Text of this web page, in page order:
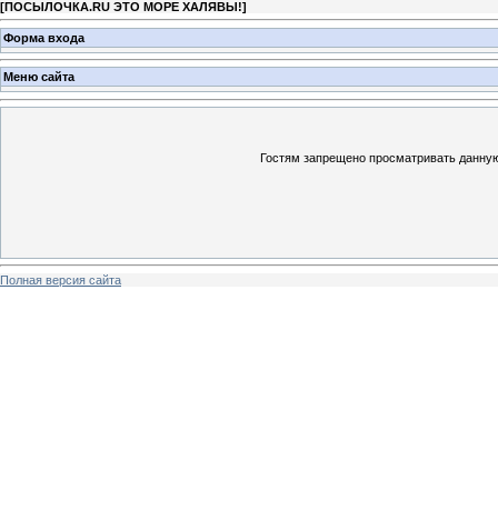
[ПОСЫЛОЧКА.RU ЭТО МОРЕ ХАЛЯВЫ!]
Форма входа
Меню сайта
Гостям запрещено просматривать
Полная версия сайта